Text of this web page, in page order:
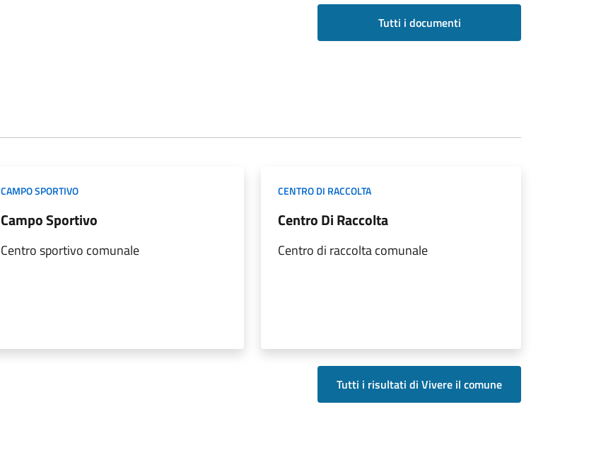
Tutti i documenti
CAMPO SPORTIVO
Campo Sportivo
Centro sportivo comunale
CENTRO DI RACCOLTA
Centro Di Raccolta
Centro di raccolta comunale
Tutti i risultati di Vivere il comune